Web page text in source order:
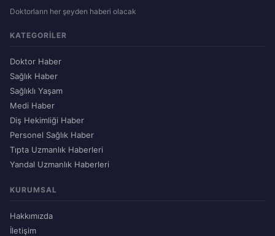
Doktorların her şeyden haberi olacak
KATEGORILER
Doktor Haber
Sağlık Haber
Sağlıklı Yaşam
Medi Haber
Diş Hekimliği Haber
Personel Sağlık Haber
Tıpta Uzmanlık Haberleri
Yandal Uzmanlık Haberleri
KURUMSAL
Hakkımızda
İletişim